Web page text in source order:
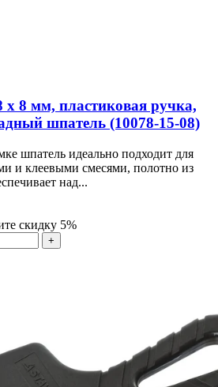
8 мм, пластиковая ручка,
шпатель (10078-15-08)
шпатель идеально подходит для
и клеевыми смесями, полотно из
над...
скидку 5%
+